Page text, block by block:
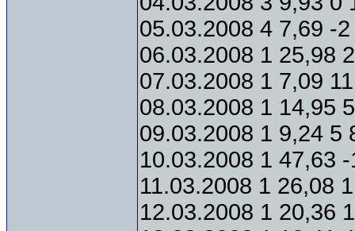
05.03.2008 4 7,69 -
06.03.2008 1 25,98
07.03.2008 1 7,09
08.03.2008 1 14,95
09.03.2008 1 9,24 5
10.03.2008 1 47,63
11.03.2008 1 26,08
12.03.2008 1 20,36